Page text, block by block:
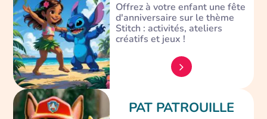
Offrez à votre enfant une fête
d'anniversaire sur le thème
Stitch : activités, ateliers
créatifs et jeux !
PAT PATROUILLE